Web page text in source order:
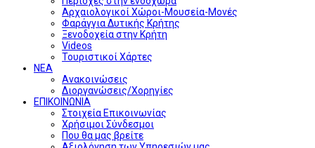
Αρχαιολογικοί Χώροι-Μουσεία-Μονές
Φαράγγια Δυτικής Κρήτης
Ξενοδοχεία στην Κρήτη
Videos
Τουριστικοί Χάρτες
ΝΕΑ
Ανακοινώσεις
Διοργανώσεις/Χορηγίες
ΕΠΙΚΟΙΝΩΝΙΑ
Στοιχεία Επικοινωνίας
Χρήσιμοι Σύνδεσμοι
Που θα μας βρείτε